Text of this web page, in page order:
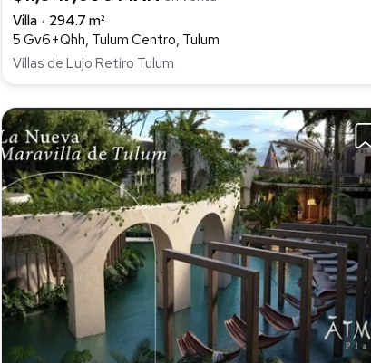
Villa
294.7 m²
5 Gv6+Qhh, Tulum Centro, Tulum
Villas de Lujo Retiro Tulum